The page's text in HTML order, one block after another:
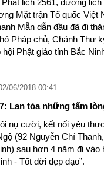
lịch 2561, dương
Mặt trận Tổ quốc Việt
Mẫn dẫn đầu đã đi
Pháp chủ, Chánh Thư
Phật giáo tỉnh Bắc
06/2018 00:41
Lan tỏa những tấm
nụ cười, kết nối yêu
(92 Nguyễn Chí
sau hơn 4 năm đi vào
- Tốt đời đẹp đạo”.